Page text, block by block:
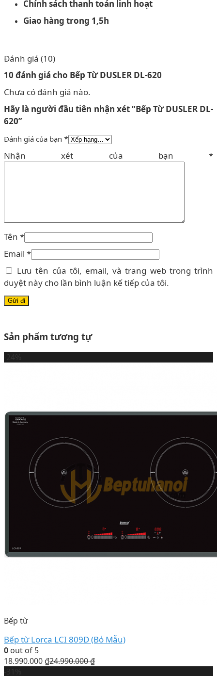
Chính sách thanh toán linh hoạt
Giao hàng trong 1,5h
Đánh giá (10)
10 đánh giá cho Bếp Từ DUSLER DL-620
Chưa có đánh giá nào.
Hãy là người đầu tiên nhận xét “Bếp Từ DUSLER DL-
620”
Đánh giá của bạn *
Nhận xét của bạn *
Tên *
Email *
Lưu tên của tôi, email, và trang web trong trình
duyệt này cho lần bình luận kế tiếp của tôi.
Sản phẩm tương tự
Bếp từ
Bếp từ Lorca LCI 809D (Bỏ Mẫu)
0 out of 5
18.990.000 ₫24.990.000₫